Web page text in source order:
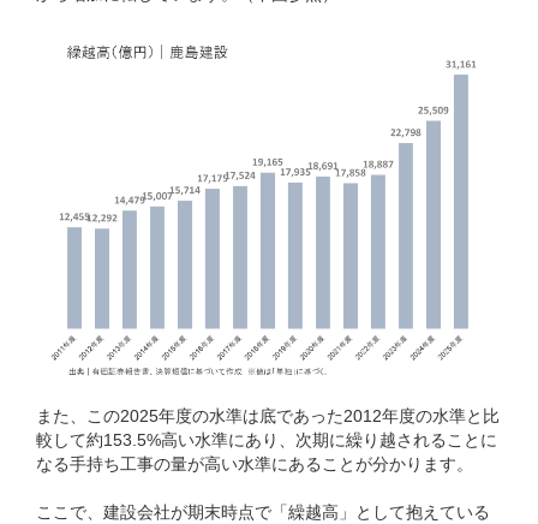
また、この2025年度の水準は底であった2012年度の水準と比
較して約153.5%高い水準にあり、次期に繰り越されることに
なる手持ち工事の量が高い水準にあることが分かります。
ここで、建設会社が期末時点で「繰越高」として抱えている